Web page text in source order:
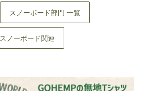
スノーボード部門 一覧
ノーボード関連